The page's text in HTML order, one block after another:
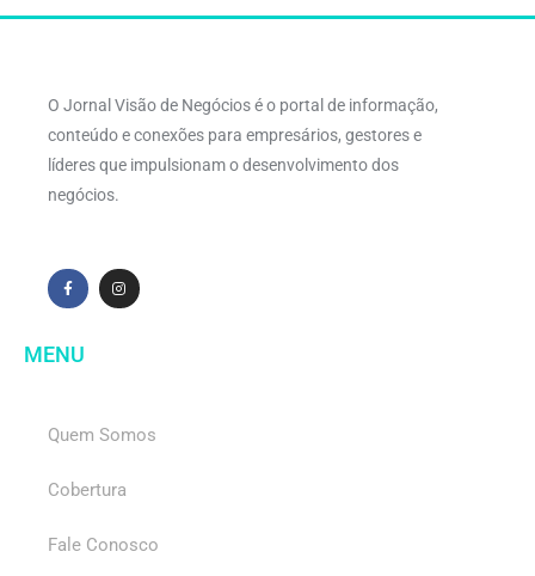
O Jornal Visão de Negócios é o portal de informação,
conteúdo e conexões para empresários, gestores e
líderes que impulsionam o desenvolvimento dos
negócios.
MENU
Quem Somos
Cobertura
Fale Conosco